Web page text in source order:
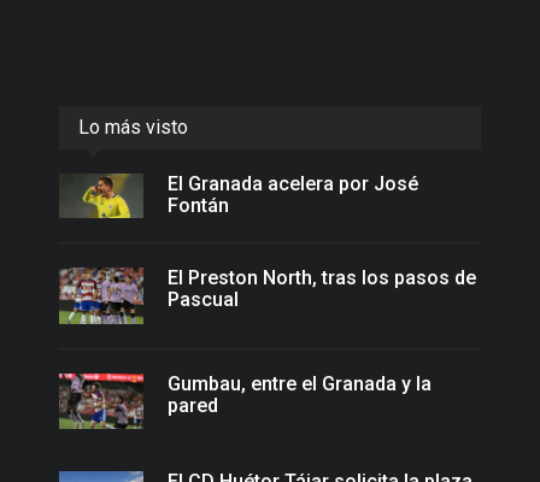
Lo más visto
El Granada acelera por José
Fontán
El Preston North, tras los pasos de
Pascual
Gumbau, entre el Granada y la
pared